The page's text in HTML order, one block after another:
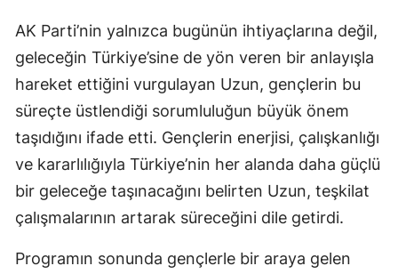
AK Parti’nin yalnızca bugünün ihtiyaçlarına değil,
geleceğin Türkiye’sine de yön veren bir anlayışla
hareket ettiğini vurgulayan Uzun, gençlerin bu
süreçte üstlendiği sorumluluğun büyük önem
taşıdığını ifade etti. Gençlerin enerjisi, çalışkanlığı
ve kararlılığıyla Türkiye’nin her alanda daha güçlü
bir geleceğe taşınacağını belirten Uzun, teşkilat
çalışmalarının artarak süreceğini dile getirdi.
Programın sonunda gençlerle bir araya gelen